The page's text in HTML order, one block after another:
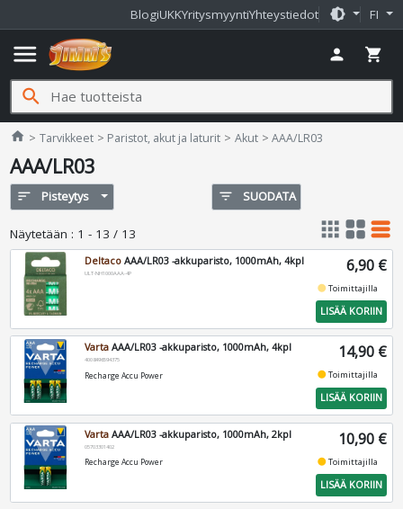
BlogiUKKYritysmyyntiYhteystiedot brightness_medium FI
menu person shopping_cart
search
home Jimms.fi
Tarvikkeet Paristot, akut ja laturit Akut AAA/LR03
AAA/LR03
sort Pisteytys filter_list SUODATA
Näytetään : 1 - 13 / 13 apps grid_view table_rows
Deltaco AAA/LR03 -akkuparisto, 1000mAh, 4kpl
ULT-NH1000AAA-4P 6,90 €
fiber_manual_recordToimittajilla
LISÄÄ KORIIN
Varta AAA/LR03 -akkuparisto, 1000mAh, 4kpl
4008496594375
Recharge Accu Power
14,90 €
fiber_manual_recordToimittajilla
LISÄÄ KORIIN
Varta AAA/LR03 -akkuparisto, 1000mAh, 2kpl
05703301402
Recharge Accu Power
10,90 €
fiber_manual_recordToimittajilla
LISÄÄ KORIIN